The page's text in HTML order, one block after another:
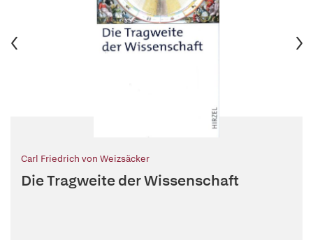
Carl Friedrich von Weizsäcker
Die Tragweite der Wissenschaft